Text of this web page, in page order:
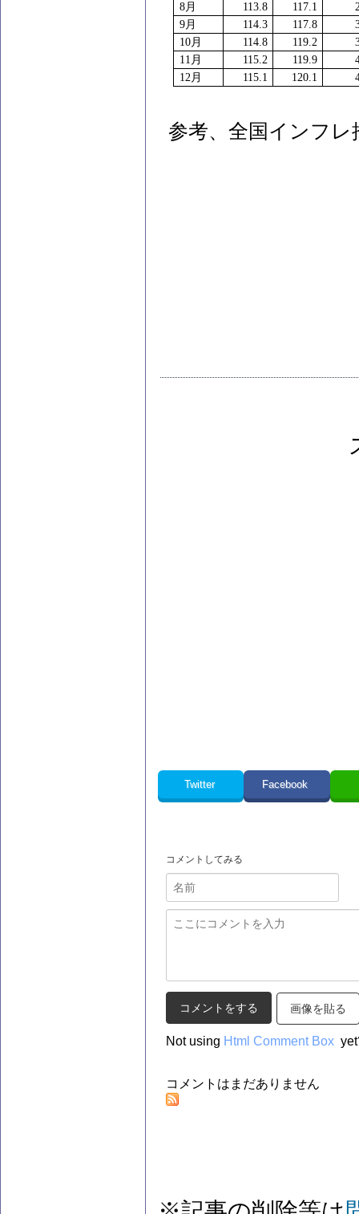
8月 113.8 117.1
9月 114.3 117.8
10月 114.8 119.2
11 月 115.2 119.9
12月 115.1 120.1
参考、全国インフレ
Twitter Facebook
コメントしてみる
画像を貼る
Not using Html Comment Box
コメントはまだありません